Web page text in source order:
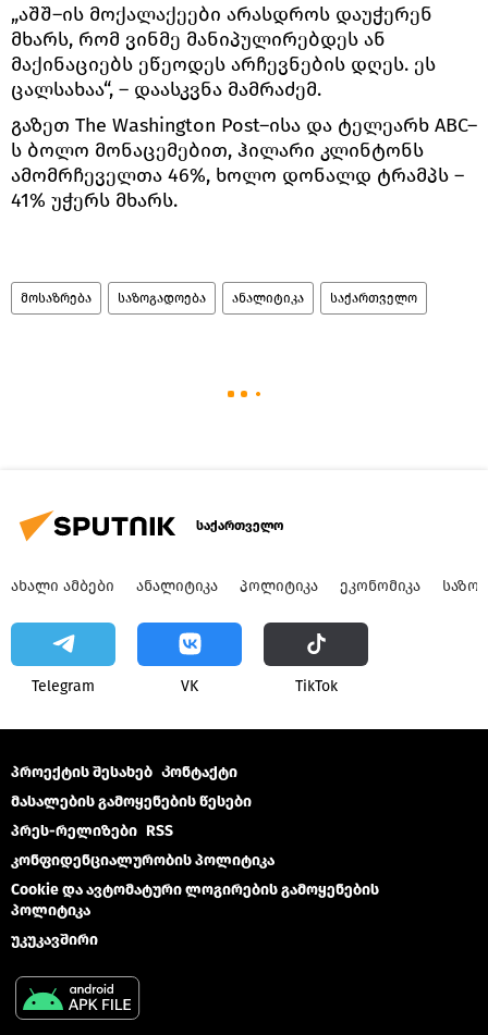
„აშშ–ის მოქალაქეები არასდროს დაუჭერენ
მხარს, რომ ვინმე მანიპულირებდეს ან
მაქინაციებს ეწეოდეს არჩევნების დღეს. ეს
ცალსახაა“, – დაასკვნა მამრაძემ.
გაზეთ The Washington Post–ისა და ტელეარხ ABC–
ს ბოლო მონაცემებით, ჰილარი კლინტონს
ამომრჩეველთა 46%, ხოლო დონალდ ტრამპს –
41% უჭერს მხარს.
მოსაზრება საზოგადოება ანალიტიკა საქართველო
საქართველო
ᲐᲮᲐᲚᲘ ᲐᲛᲑᲔᲑᲘ ᲐᲜᲐᲚᲘᲢᲘᲙᲐ ᲞᲝᲚᲘᲢᲘᲙᲐ ᲔᲙᲝᲜᲝᲛᲘᲙᲐ
Telegram VK ТikТоk
პროექტის შესახებ Კონტაქტი
მასალების გამოყენების წესები
პრეს-რელიზები RSS
კონფიდენციალურობის პოლიტიკა
Cookie და ავტომატური ლოგირების გამოყენების
პოლიტიკა
უკუკავშირი